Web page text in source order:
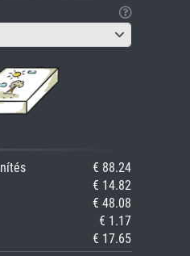
€ 88.24
€ 14.82
€ 48.08
€ 1.17
€ 17.65